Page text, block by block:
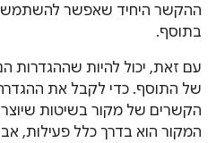
ההקשר היחיד שאפשר להשתמש
בתוסף.
עם זאת, יכול להיות שההגדרות
של התוסף. כדי לקבל את
הקשרים של מקור בשיטות
המקור הוא בדרך כלל פעילות,